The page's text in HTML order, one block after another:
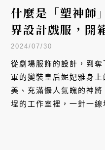
什麼是「塑神師
界設計戲服，開
裡就是我的廟！
2024/07/30
從劇場服飾的設計，到
軍的變裝皇后妮妃雅身
美、充滿懾人氣魄的神
埕的工作室裡，一針一